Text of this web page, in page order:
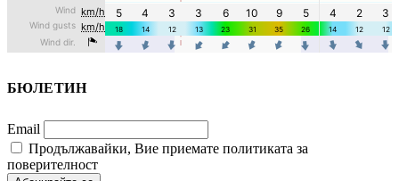
БЮЛЕТИН
Email
Продължавайки, Вие приемате политиката за
поверителност